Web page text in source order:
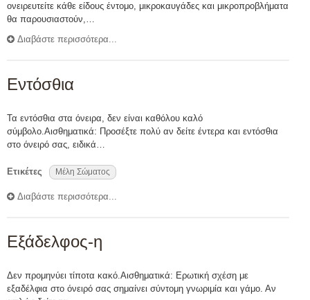
ονειρευτείτε κάθε είδους έντομο, μικροκαυγάδες και μικροπροβλήματα
θα παρουσιαστούν,…
Διαβάστε περισσότερα...
Εντόσθια
Τα εντόσθια στα όνειρα, δεν είναι καθόλου καλό
σύμβολο.Αισθηματικά: Προσέξτε πολύ αν δείτε έντερα και εντόσθια
στο όνειρό σας, ειδικά…
Ετικέτες Μέλη Σώματος
Διαβάστε περισσότερα...
Εξάδελφος-η
Δεν προμηνύει τίποτα κακό.Αισθηματικά: Ερωτική σχέση με
εξαδέλφια στο όνειρό σας σημαίνει σύντομη γνωριμία και γάμο. Αν